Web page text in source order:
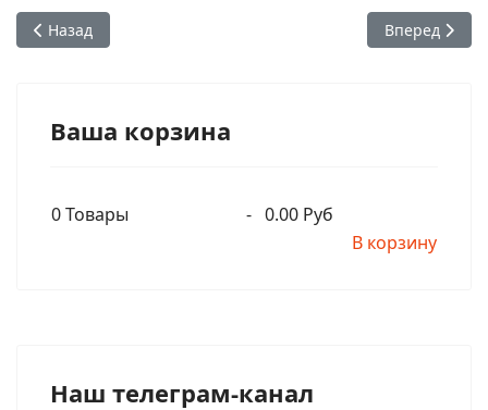
Предыдущий: Наставления Господа Чайтаньи
Назад Следующий:
Вперед
Ваша корзина
0Товары - 0.00 Руб
В корзину
Наш телеграм-канал